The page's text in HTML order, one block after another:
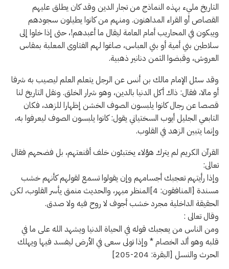
​التاريخ مليء بهذه النماذج من تجار الدين وقد ​كان يطلق عليهم
القصاص أو القراء المداهنون. ومنهم من كانوا يطيلون سجودهم
ويبكون في المحاريب أمام العامة ليقال ما أعبدهم!، حتى إذا خلوا إلى
سلاطين بني أمية أو بني العباس، صاغوا لهم الفتاوى المعلبة بمقاس
العروش، وقبضوا الثمن دنانير ذهبية.
​وقد سئل الإمام مالك بن أنس عن الرجل يتعلم العلم ليصيب به شرفا
أو مالا، فقال: ذاك أكل الدنيا بالدين، وهو شرار الخلق. ونقل التاريخ لنا
قصصا عن رجال كانوا يلبسون الصوف الخشن إظهارا للزهد، فكان
التابعي الجليل أيوب السختياني يقول: كانوا يلبسون الصوف ليعرفوا به،
وإنما يتبين الزهد في القلوب.
​القرآن الكريم لم يترك هؤلاء يختبئون خلف أقنعتهم، بل فضحهم فقال
تعالى:
​وإذا رأيتهم تعجبك أجسامهم وإن يقولوا تسمع لقولهم كأنهم خشب
مسندة [المنافقون: 4] ​المنظر مبهر، والحديث منمق يأسر القلوب، لكن
الحقيقة الداخلية مجرد خشب أجوف لا روح فيه ولا صدق.
​وقال تعالى :
​ومن الناس من يعجبك قوله في الحياة الدنيا ويشهد الله على ما في
قلبه وهو ألد الخصام * وإذا تولى سعى في الأرض ليفسد فيها ويهلك
الحرث والنسل [البقرة: 204-205]